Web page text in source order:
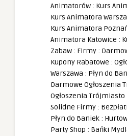
Animatorów : Kurs
Kurs Animatora
Kurs Animatora
Animatora Katowice :
Zabaw : Firmy :
Kupony Rabatowe :
Warszawa : Płyn do
Darmowe Ogłoszenia
Ogłoszenia Trójmiasto
Solidne Firmy :
Płyn do Baniek :
Party Shop : Bańki